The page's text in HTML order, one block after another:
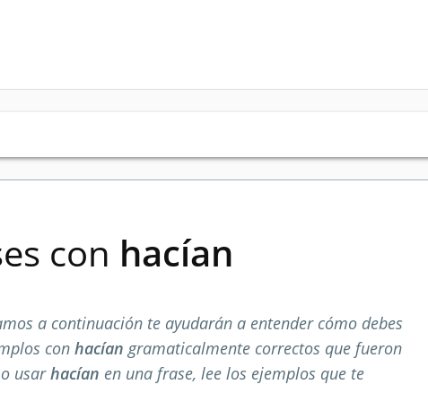
con hacían
a continuación te ayudarán a entender cómo debes
con hacían gramaticalmente correctos que fueron
usarhacían en una frase, lee los ejemplos que te